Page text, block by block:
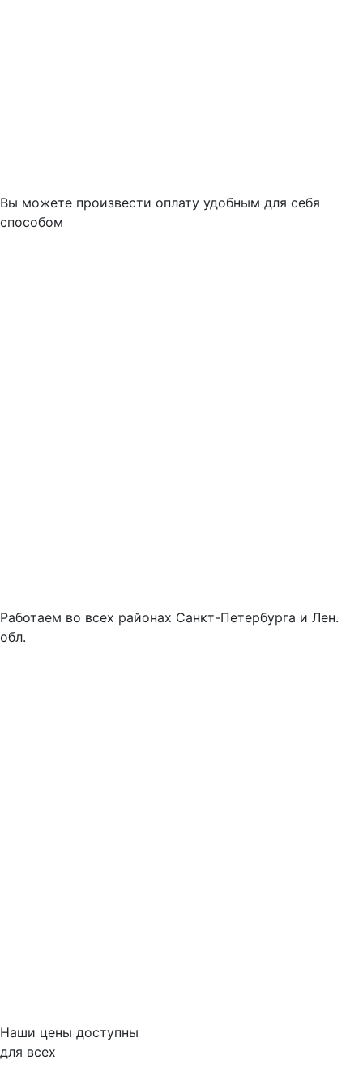
Вы можете произвести оплату удобным для себя
способом
Работаем во всех районах Санкт-Петербурга и Лен.
обл.
Наши цены доступны
для всех